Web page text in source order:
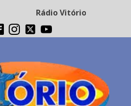
Rádio Vitório FM -